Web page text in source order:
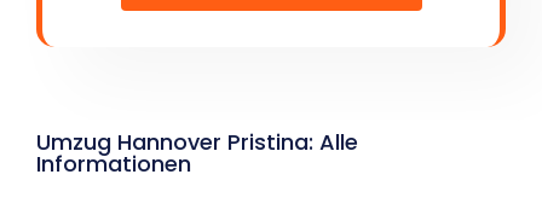
Umzug Hannover Pristina: Alle
Informationen